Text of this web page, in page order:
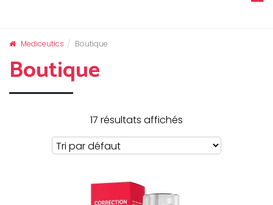
Mediceutics Boutique
Boutique
17 résultats affichés